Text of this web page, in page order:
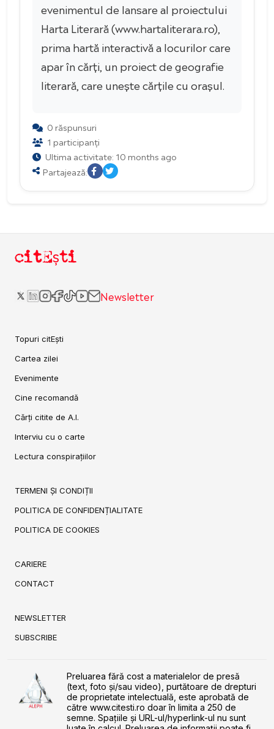
evenimentul de lansare al proiectului
Harta Literară (www.hartaliterara.ro),
prima hartă interactivă a locurilor care
apar în cărți, un proiect de geografie
literară, care unește cărțile cu orașul.
0 răspunsuri
1 participanți
Ultima activitate: 10 months ago
Partajează:
citEști
Newsletter
Topuri citEști
Cartea zilei
Evenimente
Cine recomandă
Cărți citite de A.I.
Interviu cu o carte
Lectura conspirațiilor
TERMENI ȘI CONDIȚII
POLITICA DE CONFIDENȚIALITATE
POLITICA DE COOKIES
CARIERE
CONTACT
NEWSLETTER
SUBSCRIBE
Preluarea fără cost a materialelor de presă
(text, foto și/sau video), purtătoare de drepturi
de proprietate intelectuală, este aprobată de
către www.citesti.ro doar în limita a 250 de
semne. Spaţiile şi URL-ul/hyperlink-ul nu sunt